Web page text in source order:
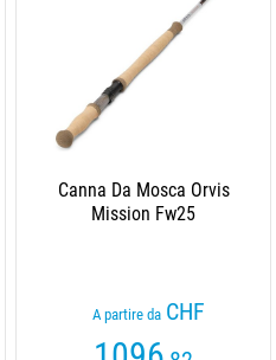
Canna Da Mosca Orvis
Mission Fw25
A partire da CHF